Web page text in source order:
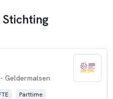
- Geldermalsen
Parttime